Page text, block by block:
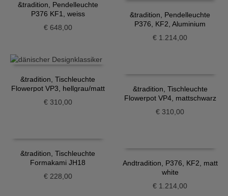
&tradition, Pendelleuchte
P376 KF1, weiss
€648,00
&tradition, Pendelleuchte
P376, KF2, Aluminium
€ 1.214,00
&tradition, Tischleuchte
Flowerpot VP3, hellgrau/matt
€310,00
&tradition, Tischleuchte
Flowerpot VP4, mattschwarz
€ 310,00
&tradition, Tischleuchte
Formakami JH18
€228,00
Andtradition, P376, KF2, matt
white
€ 1.214,00